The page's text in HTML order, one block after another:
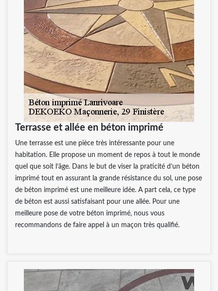
Terrasse et allée en béton imprimé
Une terrasse est une pièce très intéressante pour une
habitation. Elle propose un moment de repos à tout le monde
quel que soit l’âge. Dans le but de viser la praticité d’un béton
imprimé tout en assurant la grande résistance du sol, une pose
de béton imprimé est une meilleure idée. A part cela, ce type
de béton est aussi satisfaisant pour une allée. Pour une
meilleure pose de votre béton imprimé, nous vous
recommandons de faire appel à un maçon très qualifié.